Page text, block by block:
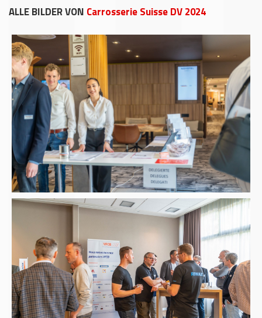
ALLE BILDER VON Carrosserie Suisse DV 2024